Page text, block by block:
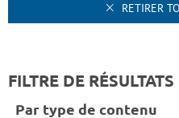
RETIRER
FILTRE DE RÉSULTATS
Par type de contenu